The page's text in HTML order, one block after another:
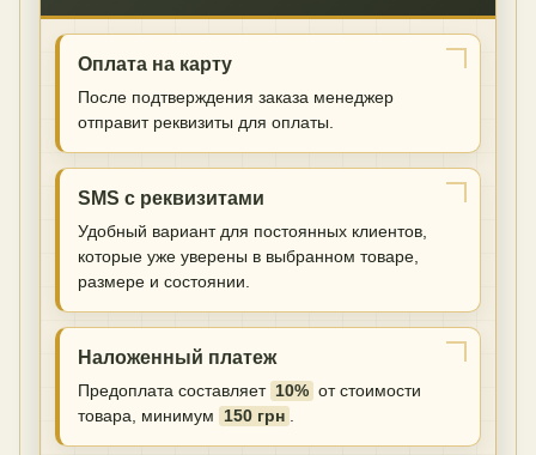
Оплата на карту
После подтверждения заказа менеджер
отправит реквизиты для оплаты.
SMS с реквизитами
Удобный вариант для постоянных клиентов,
которые уже уверены в выбранном товаре,
размере и состоянии.
Наложенный платеж
Предоплата составляет 10% от стоимости
товара, минимум
150 грн